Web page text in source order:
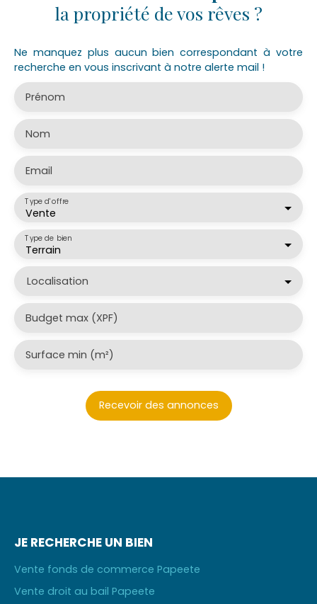
la propriété de vos rêves ?
Ne manquez plus aucun bien correspondant à votre
recherche en vous inscrivant à notre alerte mail !
Prénom
Nom
Email
Vente
Type d'offre
Terrain
Type de bien
Localisation
Budget max (XPF)
Surface min (m²)
Recevoir des annonces
JE RECHERCHE UN BIEN
Vente fonds de commerce Papeete
Vente droit au bail Papeete